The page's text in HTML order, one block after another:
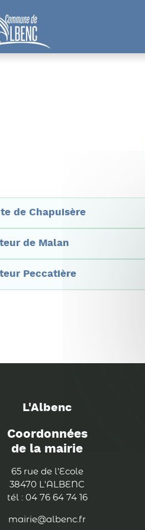
de Chapuisère
de Malan
Peccatière
L'Albenc
Coordonnées
de la mairie
65 rue de l'Ecole
38470 L'ALBENC
tél : 04 76 64 74 16
mairie@albenc.fr